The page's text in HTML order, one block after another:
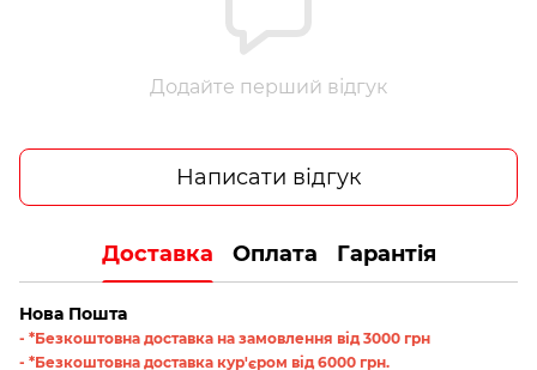
Додайте перший відгук
Написати відгук
Доставка Оплата Гарантія
Нова Пошта
- *Безкоштовна доставка на замовлення від 3000 грн
- *Безкоштовна доставка кур'єром від 6000 грн.